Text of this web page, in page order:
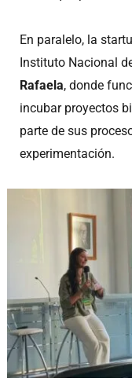
En paralelo, la
Instituto Nacional
Rafaela, donde
incubar proyectos
parte de sus
experimentación.